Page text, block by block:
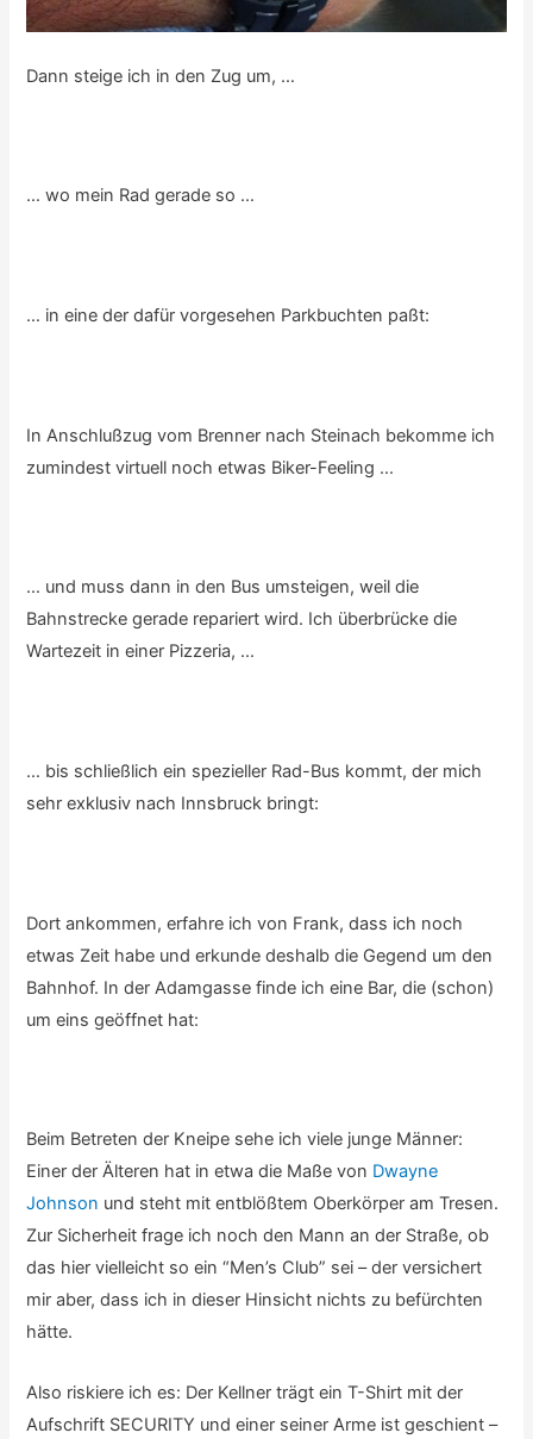
Dann steige ich in den Zug um, …
… wo mein Rad gerade so …
… in eine der dafür vorgesehen Parkbuchten paßt:
In Anschlußzug vom Brenner nach Steinach bekomme ich
zumindest virtuell noch etwas Biker-Feeling …
… und muss dann in den Bus umsteigen, weil die
Bahnstrecke gerade repariert wird. Ich überbrücke die
Wartezeit in einer Pizzeria, …
… bis schließlich ein spezieller Rad-Bus kommt, der mich
sehr exklusiv nach Innsbruck bringt:
Dort ankommen, erfahre ich von Frank, dass ich noch
etwas Zeit habe und erkunde deshalb die Gegend um den
Bahnhof. In der Adamgasse finde ich eine Bar, die (schon)
um eins geöffnet hat:
Beim Betreten der Kneipe sehe ich viele junge Männer:
Einer der Älteren hat in etwa die Maße von Dwayne
Johnson und steht mit entblößtem Oberkörper am Tresen.
Zur Sicherheit frage ich noch den Mann an der Straße, ob
das hier vielleicht so ein “Men’s Club” sei – der versichert
mir aber, dass ich in dieser Hinsicht nichts zu befürchten
hätte.
Also riskiere ich es: Der Kellner trägt ein T-Shirt mit der
Aufschrift SECURITY und einer seiner Arme ist geschient –